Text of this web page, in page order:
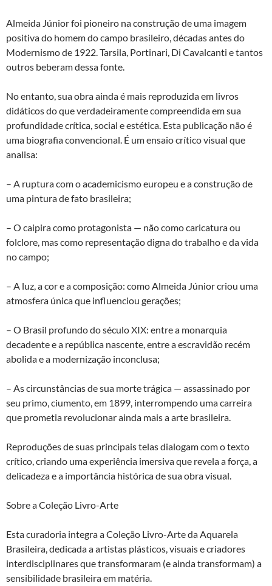
Almeida Júnior foi pioneiro na construção de uma imagem
positiva do homem do campo brasileiro, décadas antes do
Modernismo de 1922. Tarsila, Portinari, Di Cavalcanti e tantos
outros beberam dessa fonte.
No entanto, sua obra ainda é mais reproduzida em livros
didáticos do que verdadeiramente compreendida em sua
profundidade crítica, social e estética. Esta publicação não é
uma biografia convencional. É um ensaio crítico visual que
analisa:
– A ruptura com o academicismo europeu e a construção de
uma pintura de fato brasileira;
– O caipira como protagonista — não como caricatura ou
folclore, mas como representação digna do trabalho e da vida
no campo;
– A luz, a cor e a composição: como Almeida Júnior criou uma
atmosfera única que influenciou gerações;
– O Brasil profundo do século XIX: entre a monarquia
decadente e a república nascente, entre a escravidão recém
abolida e a modernização inconclusa;
– As circunstâncias de sua morte trágica — assassinado por
seu primo, ciumento, em 1899, interrompendo uma carreira
que prometia revolucionar ainda mais a arte brasileira.
Reproduções de suas principais telas dialogam com o texto
crítico, criando uma experiência imersiva que revela a força, a
delicadeza e a importância histórica de sua obra visual.
Sobre a Coleção Livro-Arte
Esta curadoria integra a Coleção Livro-Arte da Aquarela
Brasileira, dedicada a artistas plásticos, visuais e criadores
interdisciplinares que transformaram (e ainda transformam) a
sensibilidade brasileira em matéria.